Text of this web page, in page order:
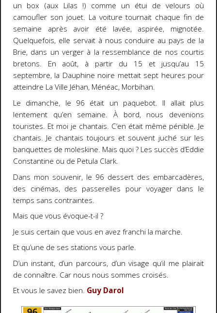
un box (aux Lilas !) comme un étui de velours où
camoufler son jouet. La voiture tournait chaque fin de
semaine après avoir été lavée, aspirée, mignotée.
Quelquefois, elle servait à nous conduire au pays de la
Brie, dans un verger à la ressemblance de nos courtis
bretons. En août, à partir du 15 et jusqu’au 15
septembre, la Dauphine noire mettait sept heures pour
atteindre La Ville Jéhan, Ménéac, Morbihan.
Le dimanche, le 96 était un paquebot. Il allait plus
lentement qu’en semaine. À bord, nous devenions
touristes. Et moi je chantais. C’en était même pénible. Je
chantais. Je chantais toujours et souvent juché sur les
banquettes de moleskine. Mais quoi ? Les succès d’Eddie
Constantine ou de Petula Clark.
Dans mon souvenir, le 96 dessert des embarcadères,
des cinémas, des passerelles pour voyager dans le
temps sans contraintes.
Mais que vous évoque-t-il ?
Je suis certain que vous en avez franchi la marche.
Et qu’une de ses stations vous parle.
D’un instant, d’un parcours, d’un visage qu’il me plairait
de connaître. Car nous nous sommes croisés.
Et vous le savez bien. Guy Darol